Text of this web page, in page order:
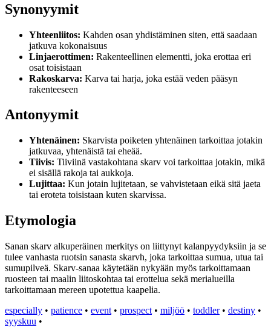
Synonyymit
Yhteenliitos: Kahden osan yhdistäminen siten, että saadaan
jatkuva kokonaisuus
Linjaerottimen: Rakenteellinen elementti, joka erottaa eri
osat toisistaan
Rakoskarva: Karva tai harja, joka estää veden pääsyn
rakenteeseen
Antonyymit
Yhtenäinen: Skarvista poiketen yhtenäinen tarkoittaa jotakin
jatkuvaa, yhtenäistä tai eheää.
Tiivis: Tiiviinä vastakohtana skarv voi tarkoittaa jotakin, mikä
ei sisällä rakoja tai aukkoja.
Lujittaa: Kun jotain lujitetaan, se vahvistetaan eikä sitä jaeta
tai eroteta toisistaan kuten skarvissa.
Etymologia
Sanan skarv alkuperäinen merkitys on liittynyt kalanpyydyksiin ja se
tulee vanhasta ruotsin sanasta skarvh, joka tarkoittaa sumua, utua tai
sumupilveä. Skarv-sanaa käytetään nykyään myös tarkoittamaan
ruosteen tai maalin liitoskohtaa tai erottelua sekä merialueilla
tarkoittamaan mereen upotettua kaapelia.
especially • patience • event • prospect • miljöö • toddler• destiny •
syyskuu •